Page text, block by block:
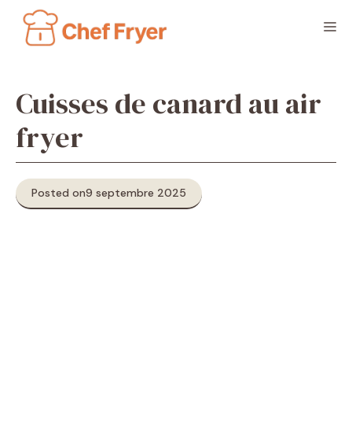
contenu
Cuisses de canard au air
fryer
Posted on9 septembre 2025